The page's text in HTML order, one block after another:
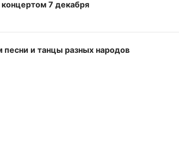
7 декабря
песни и танцы разных народов